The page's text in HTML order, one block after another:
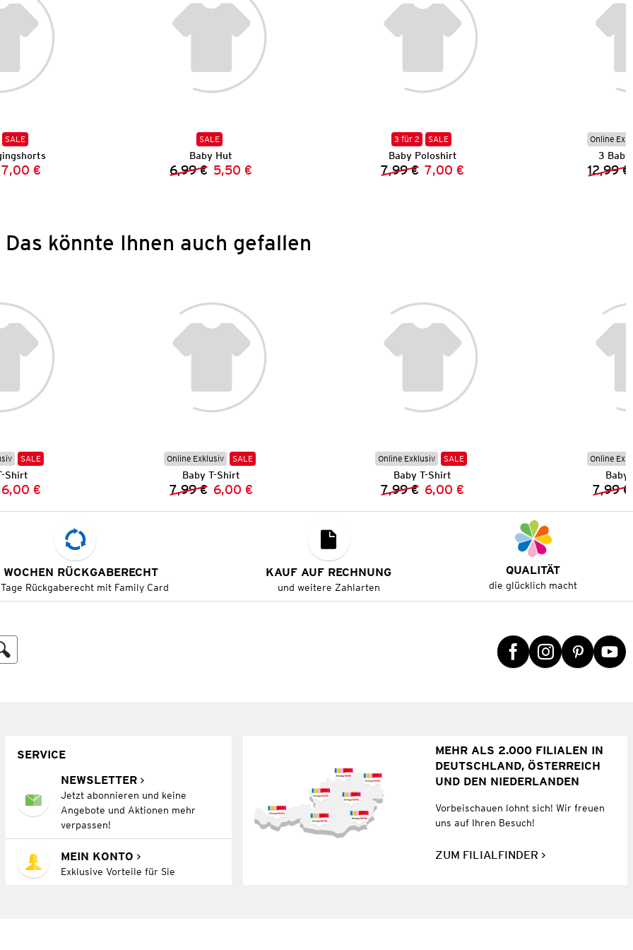
SALE
Preis:
Preis:
7,00 €
SALE
Baby Hut
Vorheriger Preis:
6,99 € Neuer Preis:
5,50 €
3 für 2 SALE
Baby Poloshirt
Vorheriger Preis:
7,99 € Neuer Preis:
7,00 €
Online
3
12,99 €
Das könnte Ihnen auch gefallen
SALE
Shirt
Preis:
Preis:
6,00 €
Online Exklusiv SALE
Baby T-Shirt
Vorheriger Preis:
7,99 € Neuer Preis:
6,00 €
Online Exklusiv SALE
Baby T-Shirt
Vorheriger Preis:
7,99 € Neuer Preis:
6,00 €
Online
Baby
7,99 €
RÜCKGABERECHT
Rückgaberecht mit Family Card
KAUF AUF RECHNUNG
und weitere Zahlarten
QUALITÄT
die glücklich macht
SERVICE
NEWSLETTER
Jetzt abonnieren und keine
Angebote und Aktionen mehr
verpassen!
MEIN KONTO
Exklusive Vorteile für Sie
MEHR ALS 2.000 FILIALEN IN
DEUTSCHLAND, ÖSTERREICH
UND DEN NIEDERLANDEN
Vorbeischauen lohnt sich! Wir freuen
uns auf Ihren Besuch!
ZUM FILIALFINDER